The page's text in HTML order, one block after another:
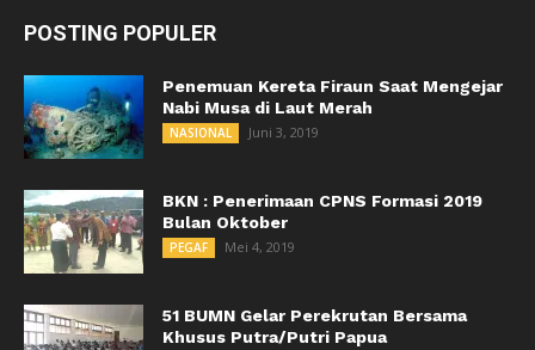
POSTING POPULER
Penemuan Kereta Firaun Saat Mengejar
Nabi Musa di Laut Merah
NASIONAL Juni 3, 2019
BKN : Penerimaan CPNS Formasi 2019
Bulan Oktober
PEGAF Mei 4, 2019
51 BUMN Gelar Perekrutan Bersama
Khusus Putra/Putri Papua